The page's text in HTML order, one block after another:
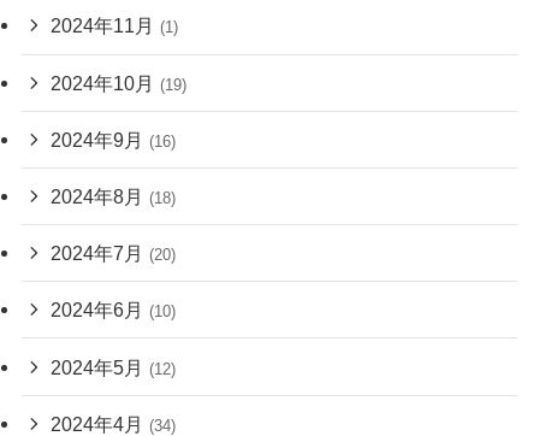
2024年11月 (1)
2024年10月 (19)
2024年9月 (16)
2024年8月 (18)
2024年7月 (20)
2024年6月 (10)
2024年5月 (12)
2024年4月 (34)